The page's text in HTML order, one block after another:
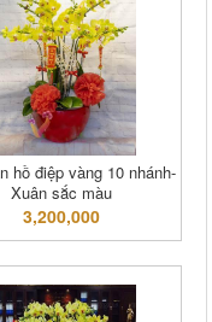
hồ điệp vàng 10 nhánh-
Xuân sắc màu
3,200,000